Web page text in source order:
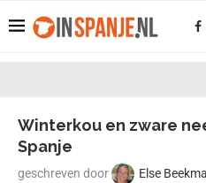
Winterkou en zware
Spanje
geschreven door Else